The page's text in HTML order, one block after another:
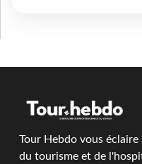
Tour Hebdo vous
du tourisme et de